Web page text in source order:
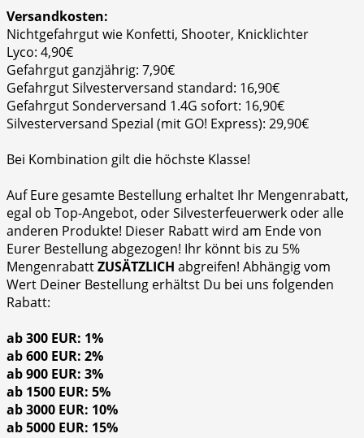
Versandkosten:
Nichtgefahrgut wie Konfetti, Shooter, Knicklichter
Lyco: 4,90€
Gefahrgut ganzjährig: 7,90€
Gefahrgut Silvesterversand standard: 16,90€
Gefahrgut Sonderversand 1.4G sofort: 16,90€
Silvesterversand Spezial (mit GO! Express): 29,90€
Bei Kombination gilt die höchste Klasse!
Auf Eure gesamte Bestellung erhaltet Ihr Mengenrabatt,
egal ob Top-Angebot, oder Silvesterfeuerwerk oder alle
anderen Produkte! Dieser Rabatt wird am Ende von
Eurer Bestellung abgezogen! Ihr könnt bis zu 5%
MengenrabattZUSÄTZLICH abgreifen! Abhängig vom
Wert Deiner Bestellung erhältst Du bei uns folgenden
Rabatt:
ab 300 EUR: 1%
ab 600 EUR: 2%
ab 900 EUR: 3%
ab 1500 EUR: 5%
ab 3000 EUR: 10%
ab 5000 EUR: 15%